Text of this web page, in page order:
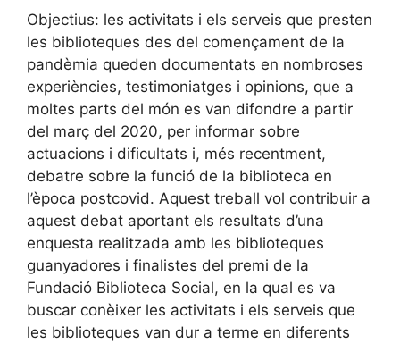
Objectius: les activitats i els serveis que presten
les biblioteques des del començament de la
pandèmia queden documentats en nombroses
experiències, testimoniatges i opinions, que a
moltes parts del món es van difondre a partir
del març del 2020, per informar sobre
actuacions i dificultats i, més recentment,
debatre sobre la funció de la biblioteca en
l’època postcovid. Aquest treball vol contribuir a
aquest debat aportant els resultats d’una
enquesta realitzada amb les biblioteques
guanyadores i finalistes del premi de la
Fundació Biblioteca Social, en la qual es va
buscar conèixer les activitats i els serveis que
les biblioteques van dur a terme en diferents